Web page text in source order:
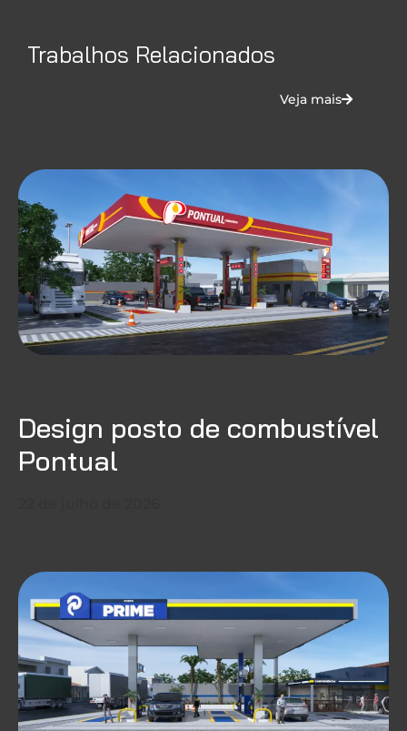
Trabalhos Relacionados
Veja mais
Design posto de combustível
Pontual